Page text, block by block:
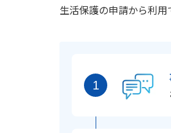
生活保護の申請から利用